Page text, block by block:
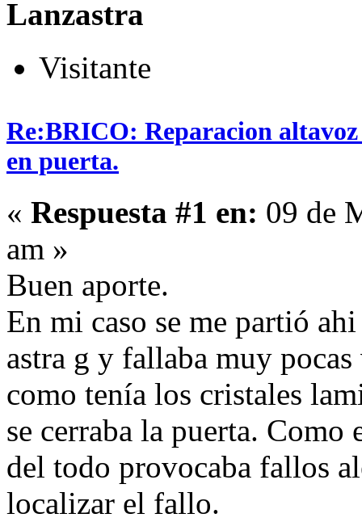
Lanzastra
Visitante
Re:BRICO: Reparacion
en puerta.
« Respuesta #1 en: 09 de
am »
Buen aporte.
En mi caso se me partió
astra g y fallaba muy
como tenía los cristales
se cerraba la puerta. Como
del todo provocaba fallos
localizar el fallo.